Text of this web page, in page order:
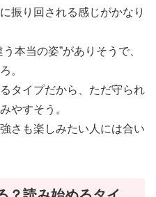
振り回される感じがかなり
本当の姿”がありそうで、
。
タイプだから、ただ守られ
やすそう。
さも楽しみたい人には合い